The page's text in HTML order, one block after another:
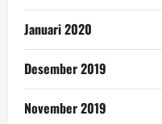
Januari 2020
Desember 2019
November 2019